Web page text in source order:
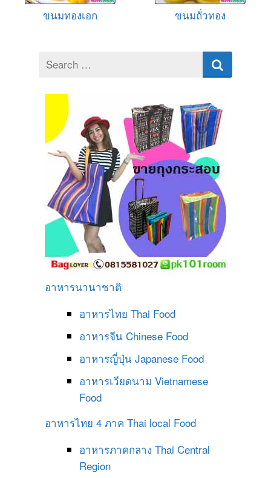
ขนมทองเอก ขนมถั่วทอง
Search
for
อาหารนานาชาติ
อาหารไทย Thai Food
อาหารจีน Chinese Food
อาหารญี่ปุ่น Japanese Food
อาหารเวียดนาม Vietnamese
Food
อาหารไทย 4 ภาค Thai local Food
อาหารภาคกลาง Thai Central
Region